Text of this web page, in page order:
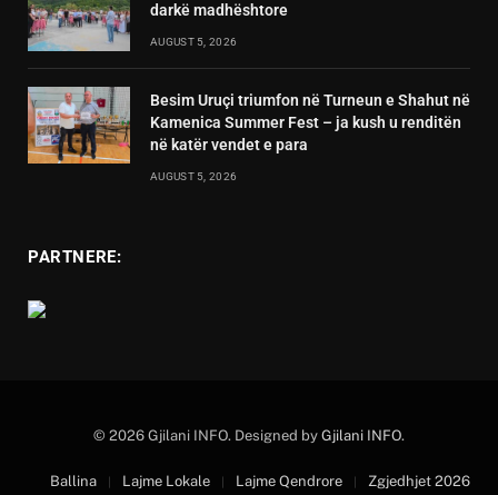
darkë madhështore
AUGUST 5, 2026
Besim Uruçi triumfon në Turneun e Shahut në
Kamenica Summer Fest – ja kush u renditën
në katër vendet e para
AUGUST 5, 2026
PARTNERE:
© 2026 Gjilani INFO. Designed by Gjilani INFO.
Ballina Lajme Lokale Lajme Qendrore Zgjedhjet 2026